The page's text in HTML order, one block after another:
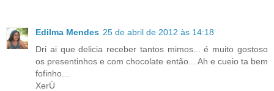
Edilma Mendes 25 de abril de 2012 às 14:18
Dri ai que delicia receber tantos mimos... é muito gostoso
os presentinhos e com chocolate então... Ah e cueio ta bem
fofinho...
XerÜ